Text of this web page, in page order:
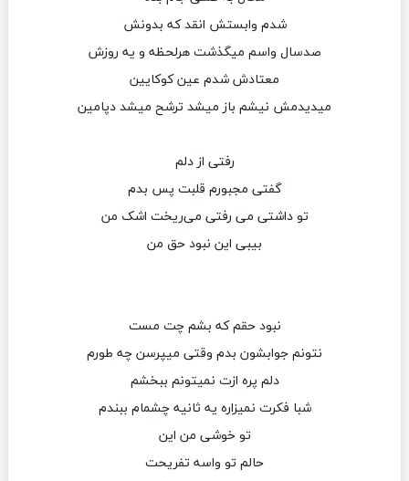
شدم وابستش انقد که بدونش
صدسال واسم میگذشت هرلحظه و یه روزش
معتادش شدم عین کوکایین
میدیدمش نیشم باز میشد ترشح میشد دپامین
رفتی از دلم
گفتی مجبورم قلبت پس بدم
تو داشتی می رفتی می‌ریخت اشک من
بیبی این نبود حق من
نبود حقم که بشم چت مست
نتونم جوابشون بدم وقتی میپرسن چه طورم
دلم پره ازت نمیتونم ببخشم
شبا فکرت نمیزاره یه ثانیه چشمام ببندم
تو خوشی من این
حالم تو واسه تفریحت